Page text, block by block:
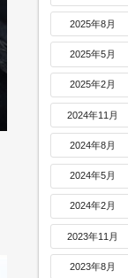
2025年8月
2025年5月
2025年2月
2024年11月
2024年8月
2024年5月
2024年2月
2023年11月
2023年8月